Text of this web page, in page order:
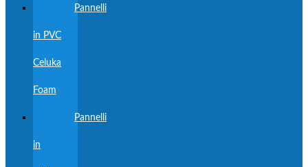
Pannelli
in PVC
Celuka
Foam
Pannelli
in